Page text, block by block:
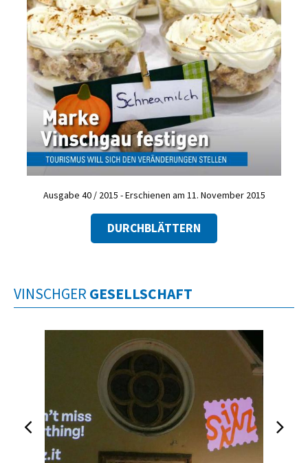
Ausgabe 40 / 2015 - Erschienen am 11. November 2015
DURCHBLÄTTERN
VINSCHGER GESELLSCHAFT